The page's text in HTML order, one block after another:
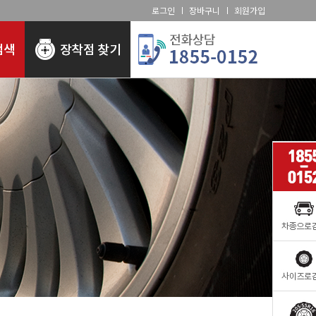
로그인 장바구니 회원가입